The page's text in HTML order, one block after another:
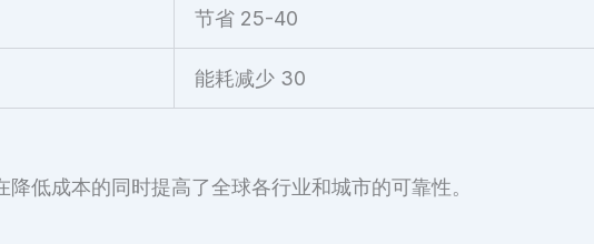
节省 25-40
能耗减少 30
低成本的同时提高了全球各行业和城市的可靠性。